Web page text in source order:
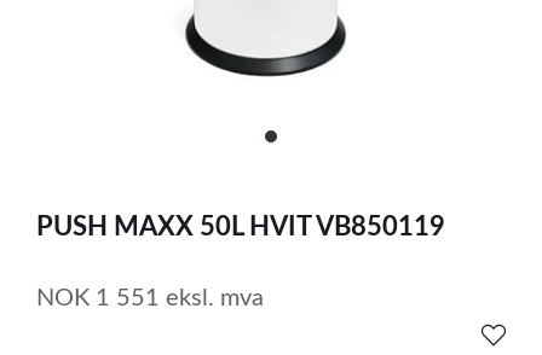
item
of
PUSH MAXX 50L HVIT VB850119
NOK 1 551 eksl. mva